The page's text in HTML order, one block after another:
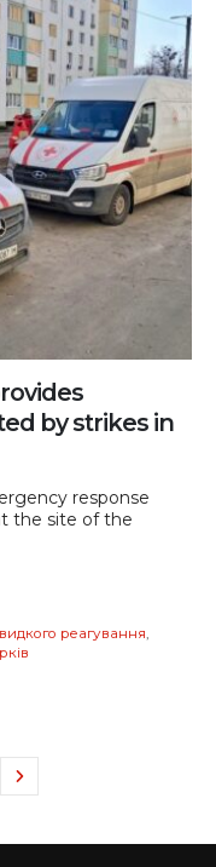
by strikes in
response
the site of the
реагування